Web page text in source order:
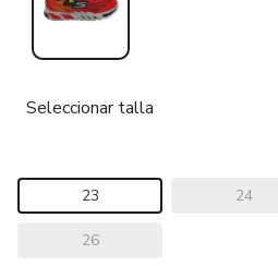
Seleccionar talla
23 24
26